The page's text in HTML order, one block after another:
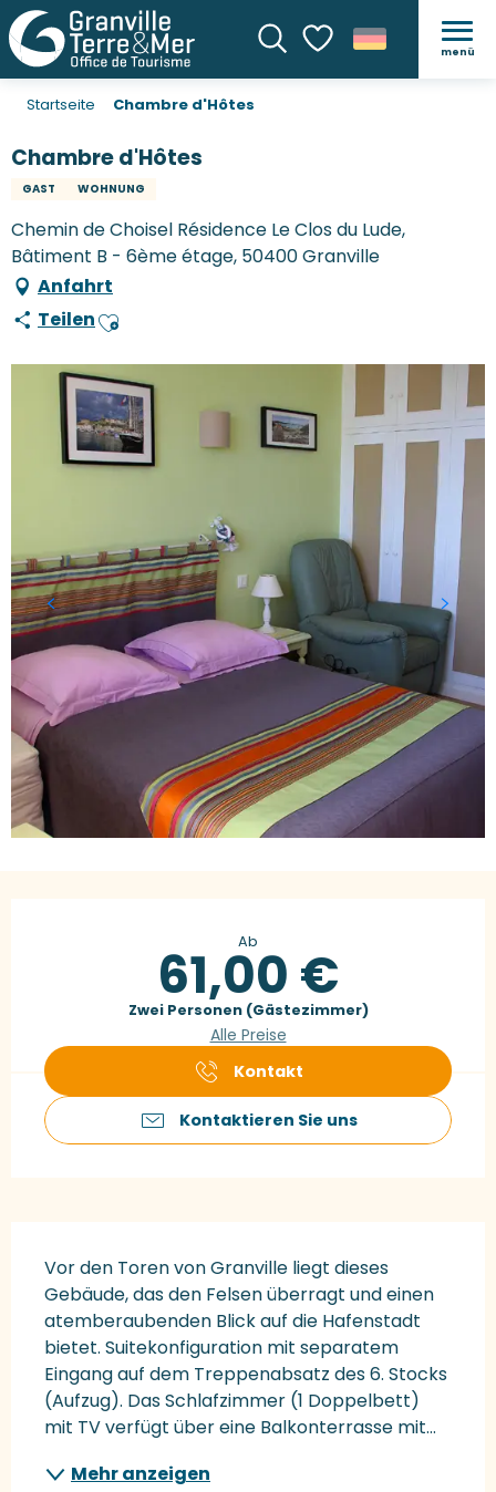
SucheVoir les favoris
menü
Startseite Chambre d'Hôtes
Chambre d'Hôtes
GAST WOHNUNG
Chemin de Choisel Résidence Le Clos du Lude,
Bâtiment B - 6ème étage, 50400 Granville
Anfahrt
TeilenAjouter aux favoris
Ab
61,00 €
Zwei Personen (Gästezimmer)
Alle Preise
Kontakt
Kontaktieren Sie uns
Vor den Toren von Granville liegt dieses
Gebäude, das den Felsen überragt und einen
atemberaubenden Blick auf die Hafenstadt
bietet. Suitekonfiguration mit separatem
Eingang auf dem Treppenabsatz des 6. Stocks
(Aufzug). Das Schlafzimmer (1 Doppelbett)
mit TV verfügt über eine Balkonterrasse mit...
Mehr anzeigen